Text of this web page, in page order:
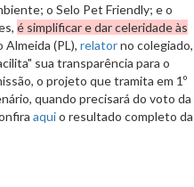
o Selo Pet Friendly; e o
é simplificar e dar celeridade às
Almeida (PL), relatorno colegiado,
sua transparência para o
o projeto que tramita em 1º
quando precisará do voto da
aquio resultado completo da